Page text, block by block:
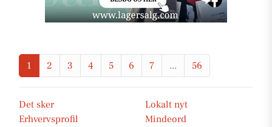
1 2 3 4 5 6 7 ... 56
Det sker
Lokalt nyt
Erhvervsprofil
Mindeord